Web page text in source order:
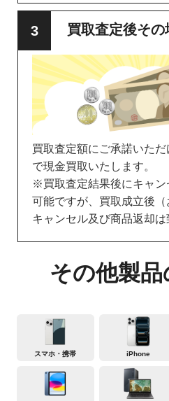
買取査定後そ
買取査定額にご承諾いた
で現金買取いたします。
※買取査定結果後にキャン
可能ですが、買取成立後
キャンセル及び商品返却は
その他製品
スマホ・携帯 iPhone